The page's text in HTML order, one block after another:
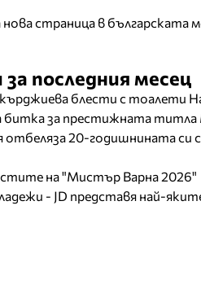
страница в българската
последния месец
блести с тоалети
битка за престижната титла
20-годишнината си
на "Мистър Варна 2026"
- JD представя най-